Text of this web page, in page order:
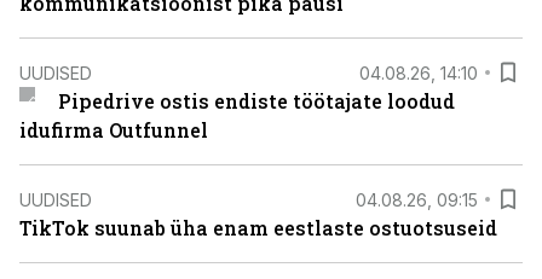
UUDISED 04.08.26, 14:10
Pipedrive ostis endiste töötajate loodud
idufirma Outfunnel
UUDISED 04.08.26, 09:15
TikTok suunab üha enam eestlaste ostuotsuseid